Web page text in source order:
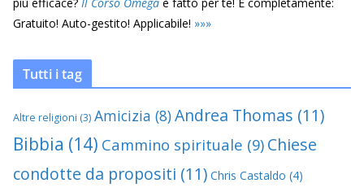
Gratuito! Auto-gestito! Applicabile! »»»
Tutti i tag
Altre religioni (3) Amicizia (8)Andrea Thomas (11)
Bibbia (14) Cammino spirituale (9) Chiese
condotte da propositi (11) Chris Castaldo (4)